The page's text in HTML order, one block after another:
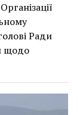
Ради
щодо